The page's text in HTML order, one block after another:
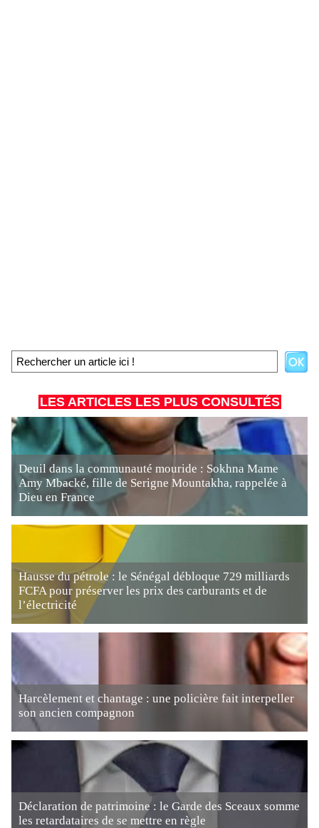
LES ARTICLES LES PLUS CONSULTÉS
Deuil dans la communauté mouride : Sokhna Mame
Amy Mbacké, fille de Serigne Mountakha, rappelée à
Dieu en France
Hausse du pétrole : le Sénégal débloque 729 milliards
FCFA pour préserver les prix des carburants et de
l’électricité
Harcèlement et chantage : une policière fait interpeller
son ancien compagnon
Déclaration de patrimoine : le Garde des Sceaux somme
les retardataires de se mettre en règle